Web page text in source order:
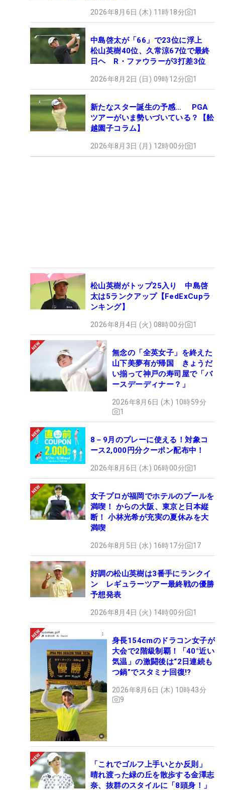
2026年8月6日 (木) 11時18分 1
中島啓太が「66」で23位に浮上
松山英樹40位、久常涼67位で最終
日ヘ R・ファウラーが3打差3位
2026年8月2日 (日) 09時12分 1
新たなスター誕生の予感… PGA
ツアーがいま勢いづいている？【舩
越園子コラム】
2026年8月3日 (月) 12時00分 1
松山英樹がトップ25入り 中島啓
太は5ランクアップ【FedExCupラ
ンキング】
2026年8月4日 (火) 08時00分 1
無念の「全英女子」を終えた
山下美夢有が帰国 きょうだ
い揃って神戸の寿司屋で「バ
ースデーディナー？」
2026年8月6日 (木) 10時59分
1
8－9月のプレーに使える！対象コ
ース2,000円分クーポン配布中！
2026年8月6日 (木) 06時00分 1
女子プロが福岡でホテルのプールを
満喫！ からの大阪、東京と日本縦
断！ 小林光希が充実の夏休みを大
満喫
2026年8月5日 (水) 16時17分 17
好調の松山英樹は3番手にランクイ
ン レギュラーツアー最終戦の優勝
予想発表
2026年8月4日 (火) 14時00分 1
身長154cmのドラコン女子が
大会で2階級制覇！「40°近い
気温」の激闘後は“2日連続も
つ鍋”でスタミナ回復!?
2026年8月6日 (木) 10時43分
9
「これでゴルフ上手いとか反則」
晴れ渡った緑の丘を散歩する金澤志
奈、抜群のスタイルに「8頭身！」